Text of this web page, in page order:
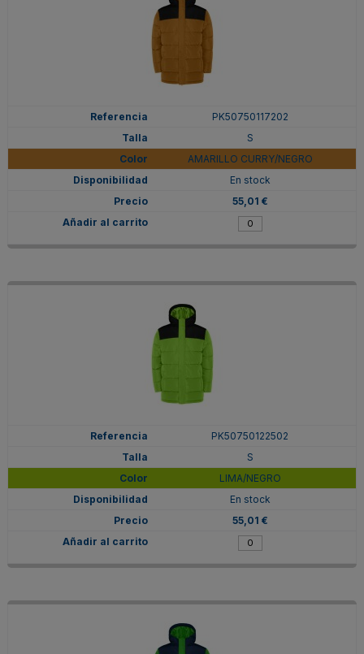
PK50750117202
S
AMARILLO CURRY/NEGRO
En stock
55,01 €
PK50750122502
S
LIMA/NEGRO
En stock
55,01 €